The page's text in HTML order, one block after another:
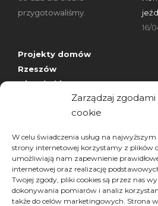
Zarządzaj
cookie
W celu świadczenia usług na
strony internetowej korzystamy z plików
umożliwiają nam zapewnienie
internetowej oraz realizację
Twojej zgody, pliki cookies są przez nas
dokonywania pomiarów i analiz
także do celów marketingowych. Strona
przygotowaliśmy.
Projekty domów
Rzeszów
wizytówki nap
16/
Archiwa
Wybierz miesiąc
Archiwa